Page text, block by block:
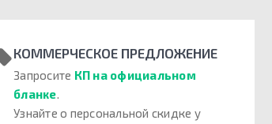
КОММЕРЧЕСКОЕ ПРЕДЛОЖЕНИЕ
Запросите КП на официальном
бланке.
Узнайте о персональной скидке у